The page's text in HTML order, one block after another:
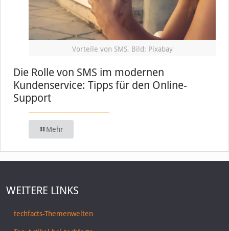
Vorteile von SMS, Bild: Pixabay
Die Rolle von SMS im modernen
Kundenservice: Tipps für den Online-
Support
Mehr
WEITERE LINKS
techfacts-Themenwelten